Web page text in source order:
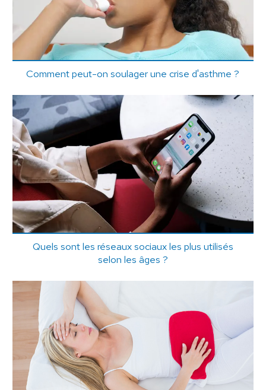
Comment peut-on soulager une crise d'asthme ?
Quels sont les réseaux sociaux les plus utilisés
selon les âges ?